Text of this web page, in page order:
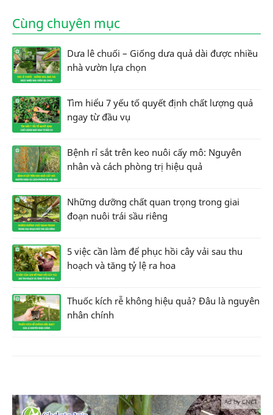
Cùng chuyên mục
Dưa lê chuối – Giống dưa quả dài được nhiều
nhà vườn lựa chọn
Tìm hiểu 7 yếu tố quyết định chất lượng quả
ngay từ đầu vụ
Bệnh rỉ sắt trên keo nuôi cấy mô: Nguyên
nhân và cách phòng trị hiệu quả
Những dưỡng chất quan trọng trong giai
đoạn nuôi trái sầu riêng
5 việc cần làm để phục hồi cây vải sau thu
hoạch và tăng tỷ lệ ra hoa
Thuốc kích rễ không hiệu quả? Đâu là nguyên
nhân chính
Ad by CNCT